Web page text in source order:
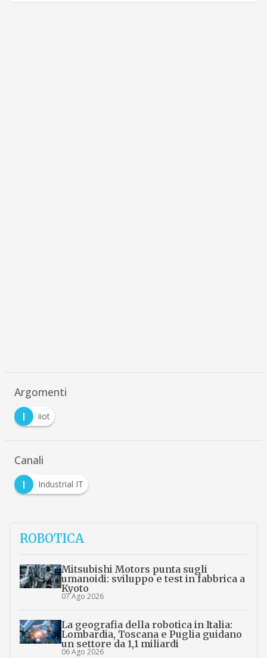
Argomenti
I
iiot
Canali
I
Industrial IT
ROBOTICA
Mitsubishi Motors punta sugli
umanoidi: sviluppo e test in fabbrica a
Kyoto
07 Ago 2026
La geografia della robotica in Italia:
Lombardia, Toscana e Puglia guidano
un settore da 1,1 miliardi
06 Ago 2026